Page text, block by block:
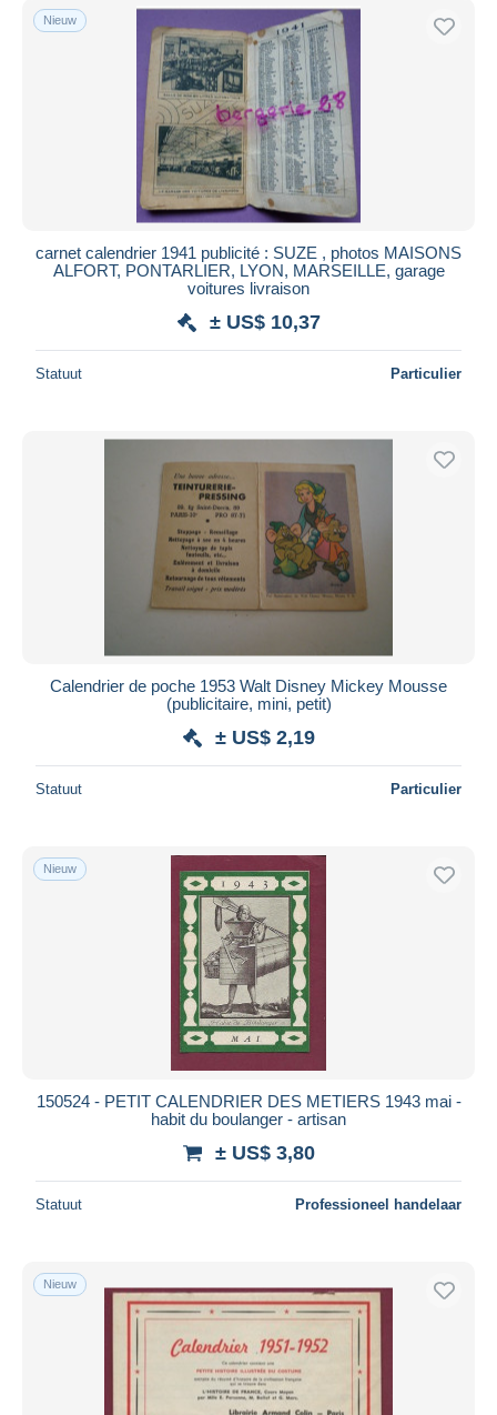
Nieuw
carnet calendrier 1941 publicité : SUZE , photos MAISONS
ALFORT, PONTARLIER, LYON, MARSEILLE, garage
voitures livraison
± US$ 10,37
Statuut Particulier
Calendrier de poche 1953 Walt Disney Mickey Mousse
(publicitaire, mini, petit)
± US$ 2,19
Statuut Particulier
Nieuw
150524 - PETIT CALENDRIER DES METIERS 1943 mai -
habit du boulanger - artisan
± US$ 3,80
Statuut Professioneel handelaar
Nieuw